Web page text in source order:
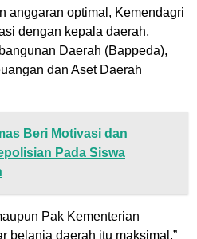
anggaran optimal, Kemendagri
dengan kepala daerah,
Daerah (Bappeda),
dan Aset Daerah
Beri Motivasi dan
Pada Siswa
Pak Kementerian
belanja daerah itu maksimal,”